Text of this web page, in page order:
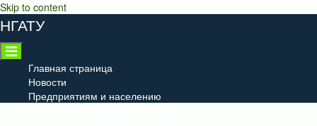
Skip to content
НГАТУ
Главная страница
Новости
Предприятиям и населению